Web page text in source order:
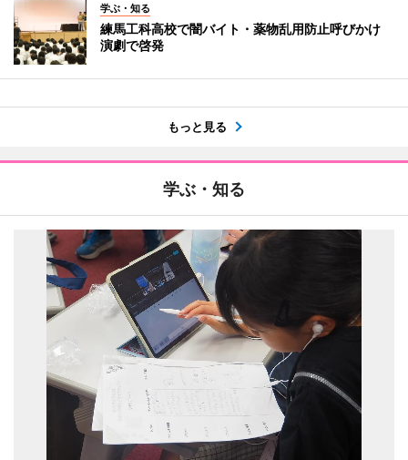
学ぶ・知る
練馬工科高校で闇バイト・薬物乱用防止呼びかけ
演劇で啓発
もっと見る
学ぶ・知る